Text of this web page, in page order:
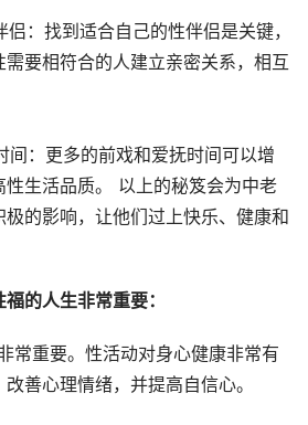
：找到适合自己的性伴侣是关键，
要相符合的人建立亲密关系，相互
间：更多的前戏和爱抚时间可以增
生活品质。 以上的秘笈会为中老
的影响，让他们过上快乐、健康和
福的人生非常重要：
常重要。性活动对身心健康非常有
善心理情绪，并提高自信心。